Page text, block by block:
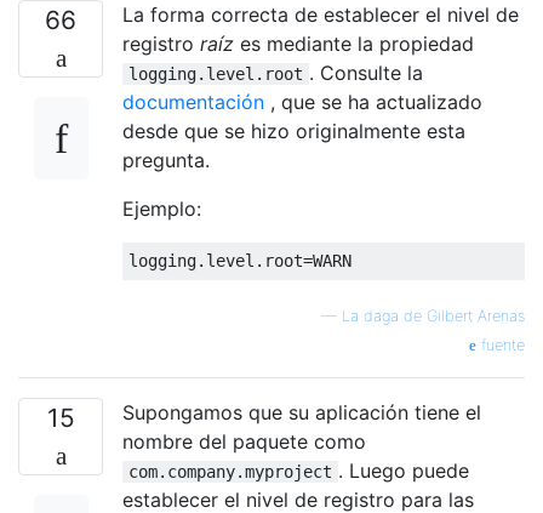
66
La forma correcta de establecer el nivel de
registro raíz es mediante la propiedad
logging.level.root . Consulte la
documentación , que se ha actualizado
desde que se hizo originalmente esta
pregunta.
Ejemplo:
— La daga de Gilbert Arenas
fuente
15
Supongamos que su aplicación tiene el
nombre del paquete como
com.company.myproject . Luego puede
establecer el nivel de registro para las